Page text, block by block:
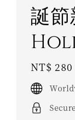
誕
Regular
price
NT$ 280